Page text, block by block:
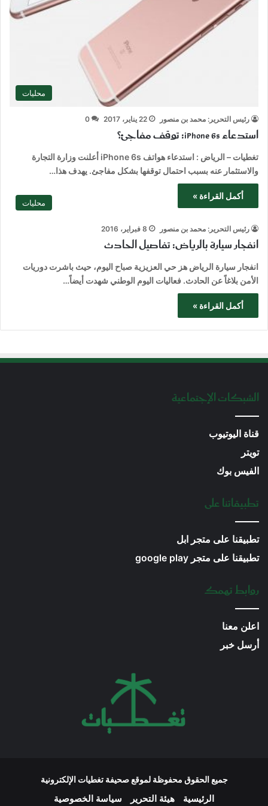
محليات
رئيس التحرير: محمد بن منصور 22 يناير، 2017 0
استدعاء iPhone 6s: توقف مفاجئ؟
تغطيات – الرياض : استدعاء هواتف iPhone 6s أعلنت وزارة التجارة
والاستثمار عنه بسبب احتمال توقفها بشكل مفاجئ. يهدف هذا…
أكمل القراءة »
محليات
رئيس التحرير: محمد بن منصور 8 فبراير، 2016
انفجار سيارة بالرياض: تفاصيل الحادث
انفجار سيارة الرياض هز حي العزيزية صباح اليوم، حيث باشرت دوريات
الأمن بلاغاً عن الحادث. فعاليات اليوم الوطني شهدت أيضاً…
أكمل القراءة »
الشبكات الإجتماعية
قناة اليوتيوب
تويتر
الفيس بوك
تطبيقاتنا على
تطبيقنا على متجر ابل
تطبيقنا على متجر google play
روابط تهمك
اعلن معنا
أرسل خبر
جميع الحقوق محفوظة لموقع صحيفة تغطيات الإلكترونية
الرئيسية هيئة التحرير سياسة الخصوصية